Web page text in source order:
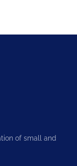
of small and